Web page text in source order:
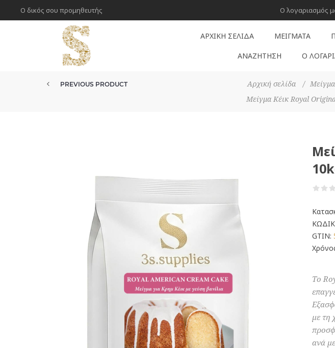
Ο δικός σου προμηθευτής Ο λογαριασμός
ΑΡΧΙΚΉ ΣΕΛΊΔΑ ΜΕΊΓΜΑΤΑ
ΑΝΑΖΉΤΗΣΗ Ο
Αρχική σελίδα /
Μείγμα Κέικ Royal
PREVIOUS PRODUCT
GTIN:
Το
με τη
ανά